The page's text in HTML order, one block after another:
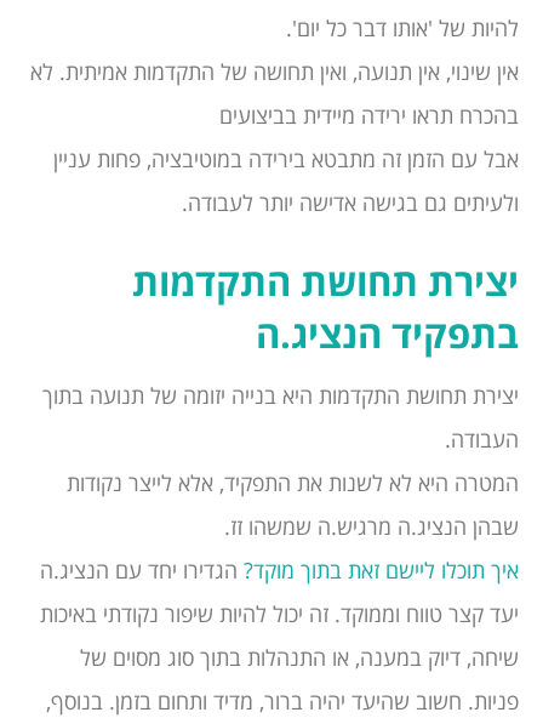
להיות של 'אותו דבר כל יום'.
אין שינוי, אין תנועה, ואין תחושה של התקדמות אמיתית. לא
בהכרח תראו ירידה מיידית בביצועים
אבל עם הזמן זה מתבטא בירידה במוטיבציה, פחות עניין
ולעיתים גם בגישה אדישה יותר לעבודה.
יצירת תחושת התקדמות
בתפקיד הנציג.ה
יצירת תחושת התקדמות היא בנייה יזומה של תנועה בתוך
העבודה.
המטרה היא לא לשנות את התפקיד, אלא לייצר נקודות
שבהן הנציג.ה מרגיש.ה שמשהו זז.
איך תוכלו ליישם זאת בתוך מוקד? הגדירו יחד עם הנציג.ה
יעד קצר טווח וממוקד. זה יכול להיות שיפור נקודתי באיכות
שיחה, דיוק במענה, או התנהלות בתוך סוג מסוים של
פניות. חשוב שהיעד יהיה ברור, מדיד ותחום בזמן. בנוסף,